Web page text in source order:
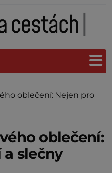
oblečení: Nejen pro
oblečení:
a slečny